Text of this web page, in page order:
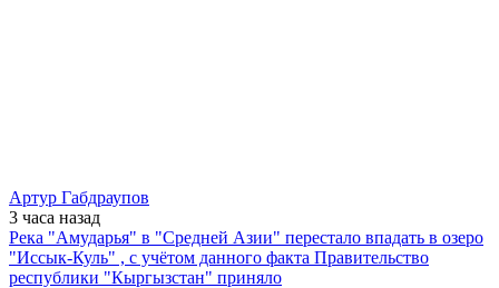
Артур Габдраупов
3 часа назад
Река "Амударья" в "Средней Азии" перестало впадать в озеро
"Иссык-Куль" , с учётом данного факта Правительство
республики "Кыргызстан" приняло